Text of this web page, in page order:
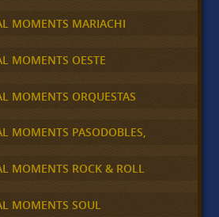
MOMENTS MARIACHI
MOMENTS OESTE
MOMENTS ORQUESTAS
MOMENTS PASODOBLES,
MOMENTS ROCK & ROLL
MOMENTS SOUL